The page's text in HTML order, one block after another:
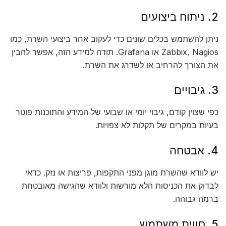
2. ניתוח ביצועים
ניתן להשתמש בכלים שונים כדי לעקוב אחר ביצועי השרת, כמו
Zabbix, Nagios או Grafana. תודה למידע הזה, אפשר להבין
את הצורך להרחיב או לשדרג את השרת.
3. גיבויים
כפי שצוין קודם, גיבוי יומי או שבועי של המידע והתוכנות פוטר
בעיות במקרים של תקלות לא צפויות.
4. אבטחה
יש לוודא שהשרת מוגן מפני התקפות, פריצות או נזק. כדאי
לבדוק את הכניסות הלא מורשות ולוודא שהגישה מאובטחת
ברמה גבוהה.